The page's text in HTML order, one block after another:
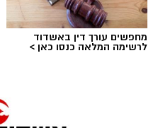
תגים:טד
מחפשים עורך דין באשדוד
לרשימה המלאה כנסו כאן >